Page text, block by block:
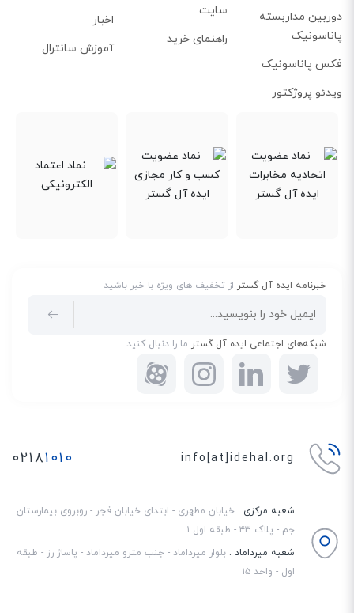
دوربین مداربسته
پاناسونیک
فکس پاناسونیک
ویدئو پروژکتور
سایت
راهنمای خرید
اخبار
آموزش سانترال
خبرنامه ایده آل گستر از تخفیف های ویژه با خبر باشید
شبکه‌های اجتماعی ایده آل گستر ما را دنبال کنید
info[at]idehal.org ۰۲۱۸۱۰۱۰
شعبه مرکزی : خیابان مطهری - ابتدای خیابان فجر - روبروی بیمارستان
جم - پلاک ۴۳ - طبقه اول ۱
شعبه میرداماد : بلوار میرداماد - جنب مترو میرداماد - پاساژ رز - طبقه
اول - واحد ۱۵